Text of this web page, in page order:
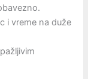
i vreme na duže